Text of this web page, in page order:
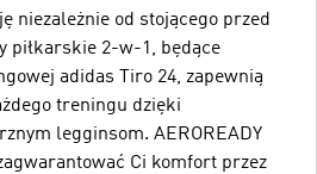
niezależnie od stojącego przed
piłkarskie 2-w-1, będące
adidas Tiro 24, zapewnią
treningu dzięki
legginsom. AEROREADY
Ci komfort przez